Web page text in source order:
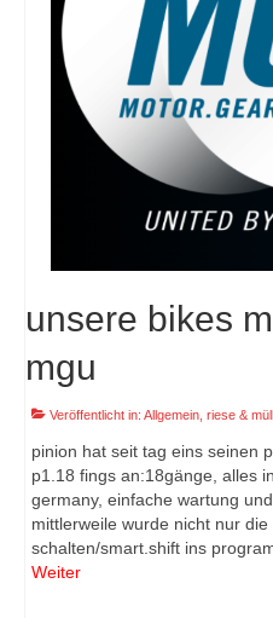
unsere bikes
mgu
Veröffentlicht in: Allgemein riese &
pinion hat seit tag eins seinen
p1.18 fings an:18gänge, alles
germany, einfache wartung
mittlerweile wurde nicht nur
schalten/smart.shift ins
Weiter